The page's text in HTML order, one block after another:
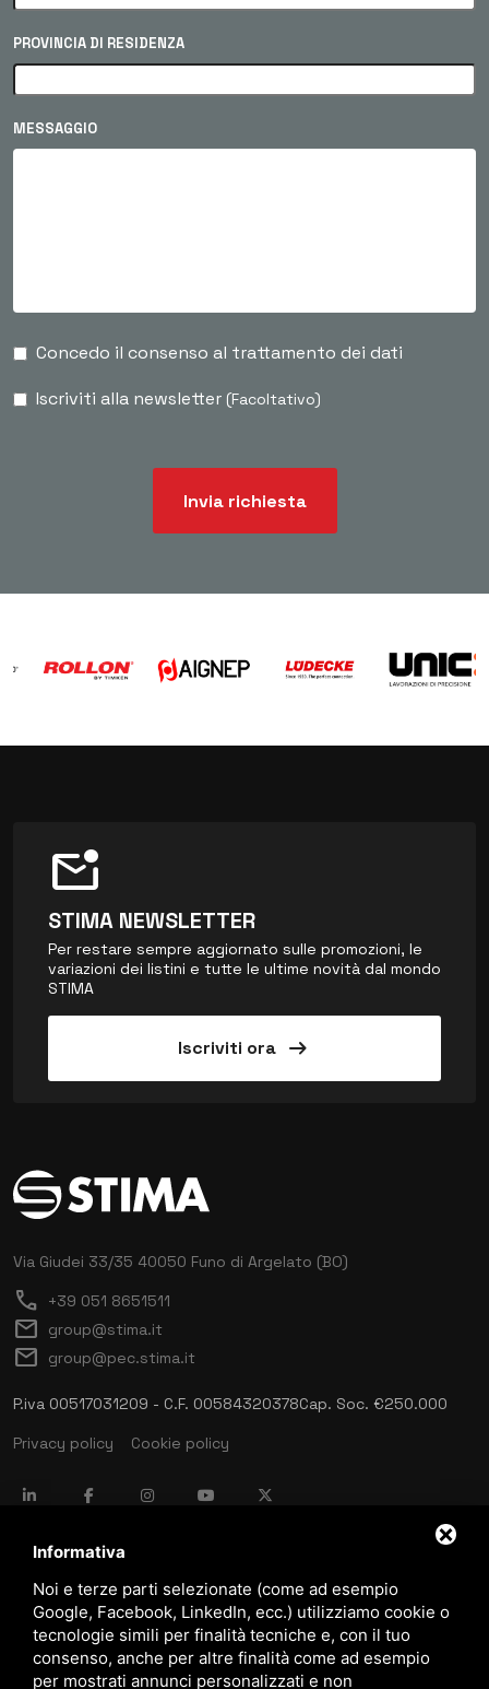
PROVINCIA DI RESIDENZA
MESSAGGIO
Concedo il consenso al trattamento dei dati
Iscriviti alla newsletter (Facoltativo)
Invia richiesta
mark_email_unread
STIMA NEWSLETTER
Per restare sempre aggiornato sulle promozioni, le
variazioni dei listini e tutte le ultime novità dal mondo
STIMA
Iscriviti ora arrow_right_alt
Via Giudei 33/35 40050 Funo di Argelato (BO)
call +39 051 8651511
mail group@stima.it
mail group@pec.stima.it
P.iva 00517031209 - C.F. 00584320378Cap. Soc. €250.000
Privacy policy
Cookie policy
language ITALIANO
download Catalogo Stima
download Politica qualità e sicurezza
Informativa
Noi e terze parti selezionate (come ad esempio
Google, Facebook, LinkedIn, ecc.) utilizziamo cookie o
tecnologie simili per finalità tecniche e, con il tuo
consenso, anche per altre finalità come ad esempio
per mostrati annunci personalizzati e non